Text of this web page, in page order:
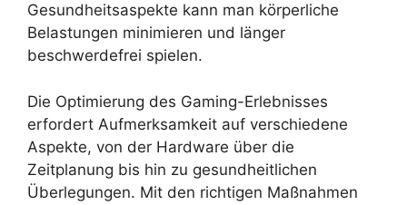
Gesundheitsaspekte kann man körperliche
Belastungen minimieren und länger
beschwerdefrei spielen.
Die Optimierung des Gaming-Erlebnisses
erfordert Aufmerksamkeit auf verschiedene
Aspekte, von der Hardware über die
Zeitplanung bis hin zu gesundheitlichen
Überlegungen. Mit den richtigen Maßnahmen